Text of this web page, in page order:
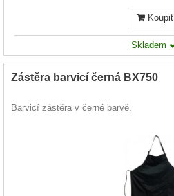
Koupit
Skladem
Zástěra barvicí černá BX750
Barvicí zástěra v černé barvě.